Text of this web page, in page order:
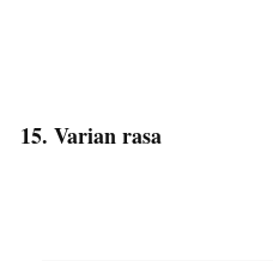
15. Varian rasa